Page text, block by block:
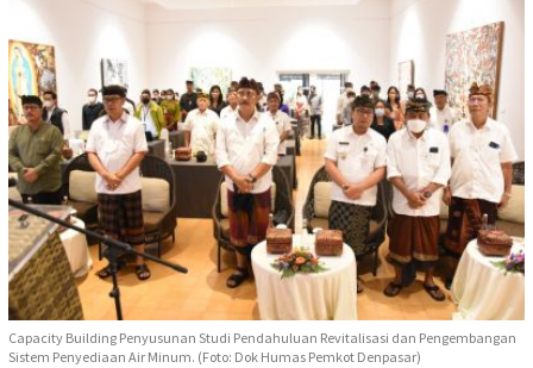
Capacity Building Penyusunan Studi Pendahuluan Revitalisasi dan Pengembangan
Sistem Penyediaan Air Minum. (Foto: Dok Humas Pemkot Denpasar)